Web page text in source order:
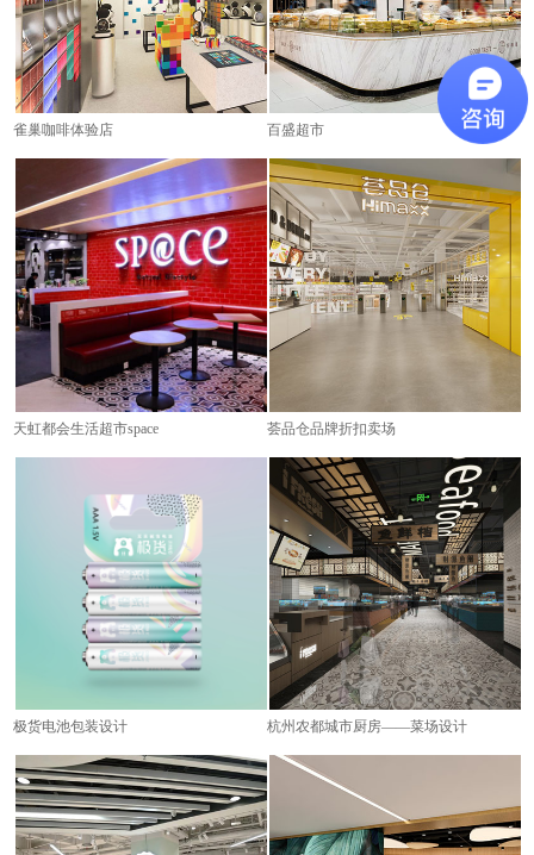
雀巢咖啡体验店 百盛超市
天虹都会生活超市space 荟品仓品牌折扣卖场
极货电池包装设计 杭州农都城市厨房——菜场设计